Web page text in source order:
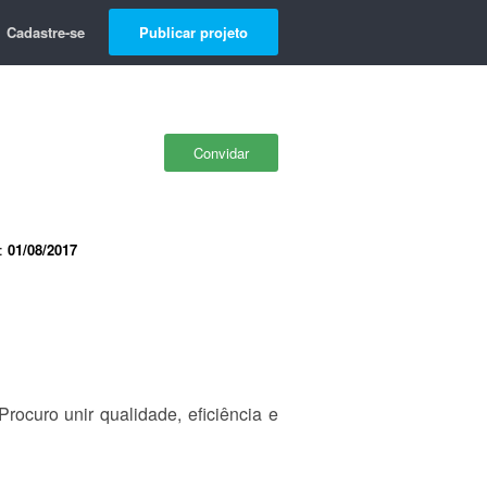
Cadastre-se Publicar projeto
Convidar
01/08/2017
unir qualidade, eficiência e